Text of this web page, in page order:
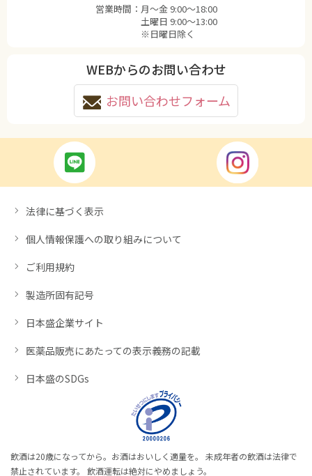
営業時間： 月〜金 9:00〜18:00
土曜日 9:00〜13:00
※日曜日除く
WEBからのお問い合わせ
お問い合わせフォーム
法律に基づく表示
個人情報保護への取り組みについて
ご利用規約
製造所固有記号
日本盛企業サイト
医薬品販売にあたっての表示義務の記載
日本盛のSDGs
飲酒は20歳になってから。お酒はおいしく適量を。 未成年者の飲酒は法律で
禁止されています。 飲酒運転は絶対にやめましょう。